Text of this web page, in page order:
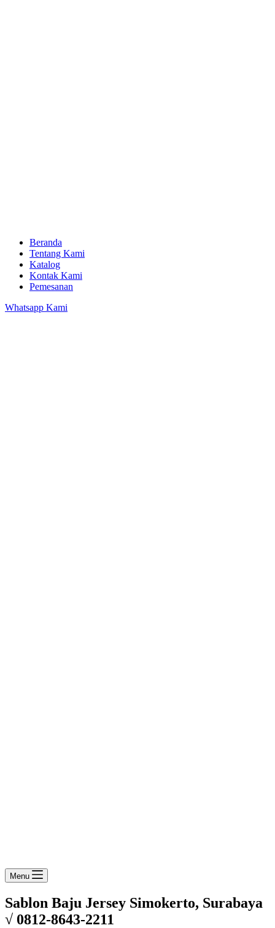
Beranda
Tentang Kami
Katalog
Kontak Kami
Pemesanan
Whatsapp Kami
Menu
Sablon Baju Jersey Simokerto, Surabaya
√ 0812-8643-2211